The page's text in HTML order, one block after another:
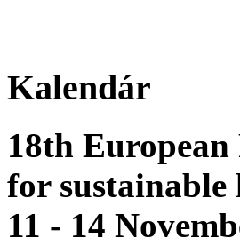
Kalendár
18th
for
11 - 14